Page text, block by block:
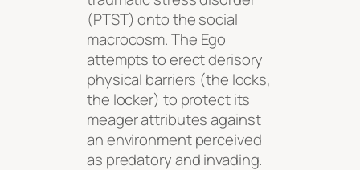
(PTST) onto the social
macrocosm. The Ego
attempts to erect derisory
physical barriers (the locks,
the locker) to protect its
meager attributes against
an environment perceived
as predatory and invading.